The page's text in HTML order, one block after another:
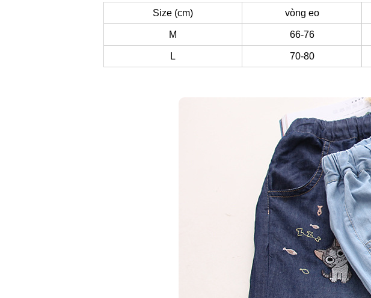
Size (cm) vòng eo
M 66-76
L 70-80